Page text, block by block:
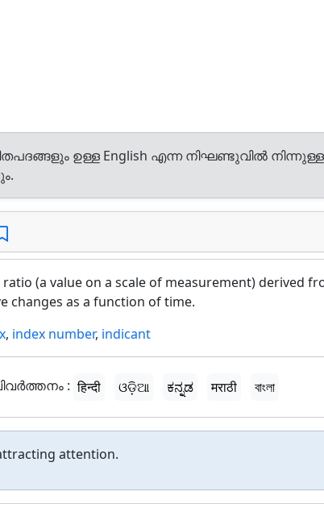
ഉള്ള English എന്ന നിഘണ്ടുവിൽ നിന്നുള്ള
(a value on a scale of measurement) derived
changes as a function of time.
, index number, indicant
: हिन्दी ଓଡ଼ିଆ ಕನ್ನಡ मराठी বাংলা
attention.